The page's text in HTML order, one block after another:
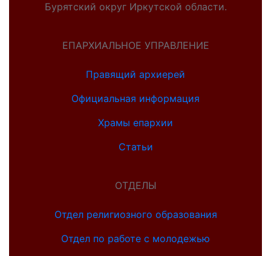
Бурятский округ Иркутской области.
ЕПАРХИАЛЬНОЕ УПРАВЛЕНИЕ
Правящий архиерей
Официальная информация
Храмы епархии
Статьи
ОТДЕЛЫ
Отдел религиозного образования
Отдел по работе с молодежью